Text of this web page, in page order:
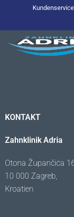
KONTAKT
Zahnklinik Adria
Otona Župančića
10 000 Zagreb,
Kroatien